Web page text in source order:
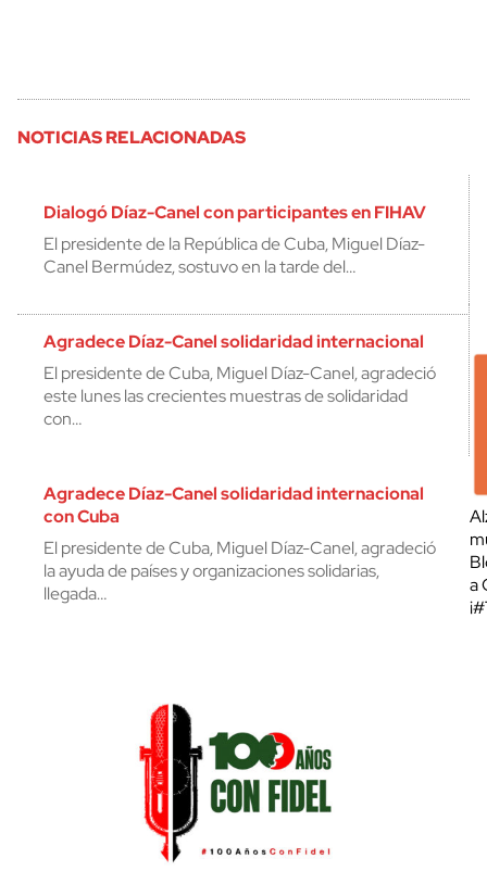
NOTICIAS RELACIONADAS
Dialogó Díaz-Canel con participantes en FIHAV
El presidente de la República de Cuba, Miguel Díaz-
Canel Bermúdez, sostuvo en la tarde del…
Agradece Díaz-Canel solidaridad internacional
El presidente de Cuba, Miguel Díaz-Canel, agradeció
este lunes las crecientes muestras de solidaridad
con…
Agradece Díaz-Canel solidaridad internacional
con Cuba
El presidente de Cuba, Miguel Díaz-Canel, agradeció
la ayuda de países y organizaciones solidarias,
llegada…
a